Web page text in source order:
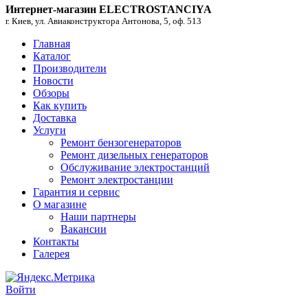
Интернет-магазин ELECTROSTANCIYA
г. Киев, ул. Авиаконструктора Антонова, 5, оф. 513
Главная
Каталог
Производители
Новости
Обзоры
Как купить
Доставка
Услуги
Ремонт бензогенераторов
Ремонт дизельных генераторов
Обслуживание электростанций
Ремонт электростанции
Гарантия и сервис
О магазине
Наши партнеры
Вакансии
Контакты
Галерея
Войти